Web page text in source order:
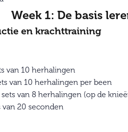
Week 1: De basis
en krachttraining
van 10 herhalingen
van 10 herhalingen per been
van 8 herhalingen (op de
van 20 seconden